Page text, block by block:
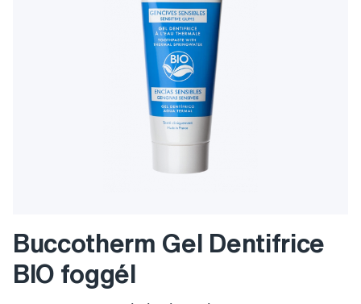
Buccotherm Gel Dentifrice
BIO foggél